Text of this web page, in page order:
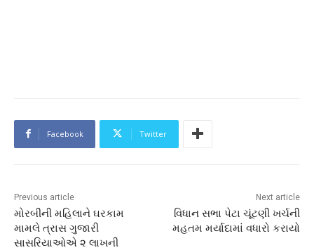
Facebook Twitter
Previous article
મોરબીની મહિલાને ઘરકામ
મામલે ત્રાસ ગુજારી
સાસરિયાઓએ ૨ લાખની
Next article
વિધાન સભા પેટા ચૂંટણી ખર્ચની
મહતમ મર્યાદામાં વધારો કરાયો